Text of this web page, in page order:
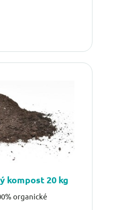
kompost 20 kg
organické